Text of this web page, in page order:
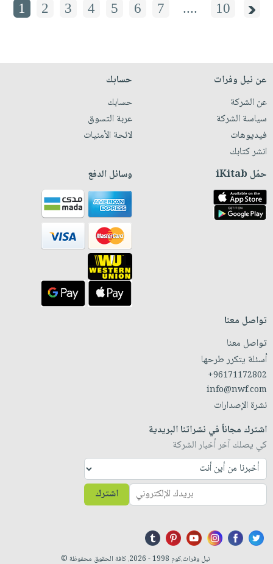
1 2 3 4 5 6 7 .... 10
عن نيل وفرات
عن الشركة
سياسة الشركة
فيديوهات
انشر كتابك
حسابك
حسابك
عربة التسوق
لائحة الأمنيات
حمّل iKitab وسائل الدفع
تواصل معنا
تواصل معنا
أسئلة يتكرر طرحها
+96171172802
info@nwf.com
نشرة الإصدارات
اشترك مجاناً في نشراتنا البريدية
كي يصلك آخر أخبار الشركة
اشترك
نيل وفرات.كوم 1998 - 2026. كافة الحقوق محفوظة ©